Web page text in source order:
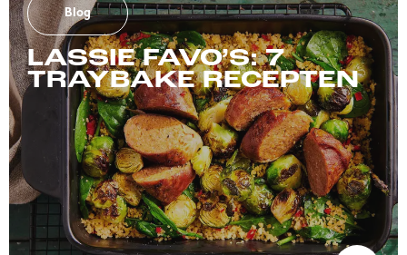
Blog
LASSIE FAVO’S: 7
TRAYBAKE RECEPTEN